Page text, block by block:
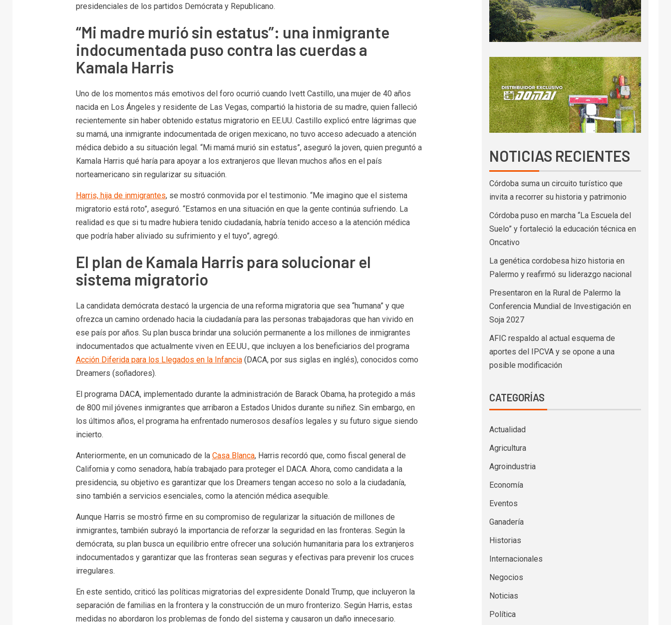
presidenciales de los partidos Demócrata y Republicano.
“Mi madre murió sin estatus”: una inmigrante
indocumentada puso contra las cuerdas a
Kamala Harris
Uno de los momentos más emotivos del foro ocurrió cuando Ivett Castillo, una mujer de 40 años
nacida en Los Ángeles y residente de Las Vegas, compartió la historia de su madre, quien falleció
recientemente sin haber obtenido estatus migratorio en EE.UU. Castillo explicó entre lágrimas que
su mamá, una inmigrante indocumentada de origen mexicano, no tuvo acceso adecuado a atención
médica debido a su situación legal. “Mi mamá murió sin estatus”, aseguró la joven, quien preguntó a
Kamala Harris qué haría para apoyar a los extranjeros que llevan muchos años en el país
norteamericano sin regularizar su situación.
Harris, hija de inmigrantes, se mostró conmovida por el testimonio. “Me imagino que el sistema
migratorio está roto”, aseguró. “Estamos en una situación en que la gente continúa sufriendo. La
realidad es que si tu madre hubiera tenido ciudadanía, habría tenido acceso a la atención médica
que podría haber aliviado su sufrimiento y el tuyo”, agregó.
El plan de Kamala Harris para solucionar el
sistema migratorio
La candidata demócrata destacó la urgencia de una reforma migratoria que sea “humana” y que
ofrezca un camino ordenado hacia la ciudadanía para las personas trabajadoras que han vivido en
ese país por años. Su plan busca brindar una solución permanente a los millones de inmigrantes
indocumentados que actualmente viven en EE.UU., que incluyen a los beneficiarios del programa
Acción Diferida para los Llegados en la Infancia(DACA, por sus siglas en inglés), conocidos como
Dreamers (soñadores).
El programa DACA, implementado durante la administración de Barack Obama, ha protegido a más
de 800 mil jóvenes inmigrantes que arribaron a Estados Unidos durante su niñez. Sin embargo, en
los últimos años, el programa ha enfrentado numerosos desafíos legales y su futuro sigue siendo
incierto.
Anteriormente, en un comunicado de la Casa Blanca, Harris recordó que, como fiscal general de
California y como senadora, había trabajado para proteger el DACA. Ahora, como candidata a la
presidencia, su objetivo es garantizar que los Dreamers tengan acceso no solo a la ciudadanía,
sino también a servicios esenciales, como la atención médica asequible.
Aunque Harris se mostró firme en su compromiso de regularizar la situación de millones de
inmigrantes, también subrayó la importancia de reforzar la seguridad en las fronteras. Según la
demócrata, su plan busca un equilibrio entre ofrecer una solución humanitaria para los extranjeros
indocumentados y garantizar que las fronteras sean seguras y efectivas para prevenir los cruces
irregulares.
En este sentido, criticó las políticas migratorias del expresidente Donald Trump, que incluyeron la
separación de familias en la frontera y la construcción de un muro fronterizo. Según Harris, estas
medidas no abordaron los problemas de fondo del sistema y causaron un daño innecesario.
NOTICIAS RECIENTES
Córdoba suma un circuito turístico que
invita a recorrer su historia y patrimonio
Córdoba puso en marcha “La Escuela del
Suelo” y fortaleció la educación técnica en
Oncativo
La genética cordobesa hizo historia en
Palermo y reafirmó su liderazgo nacional
Presentaron en la Rural de Palermo la
Conferencia Mundial de Investigación en
Soja 2027
AFIC respaldo al actual esquema de
aportes del IPCVA y se opone a una
posible modificación
CATEGORÍAS
Actualidad
Agricultura
Agroindustria
Economía
Eventos
Ganadería
Historias
Internacionales
Negocios
Noticias
Política